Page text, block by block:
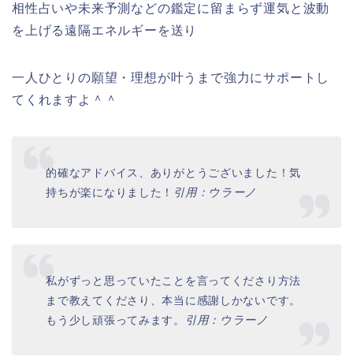
相性占いや未来予測などの鑑定に留まらず運気と波動
を上げる遠隔エネルギーを送り
一人ひとりの願望・理想が叶うまで強力にサポートし
てくれますよ＾＾
的確なアドバイス、ありがとうございました！気
持ちが楽になりました！ 引用：ウラーノ
私がずっと思っていたことを言ってくださり方法
まで教えてくださり、本当に感謝しかないです。
もう少し頑張ってみます。
引用：ウラーノ